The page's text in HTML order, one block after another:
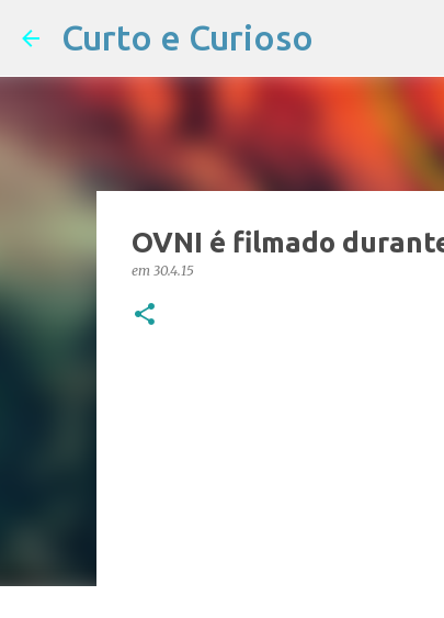
Curto e Curioso
OVNI é filmado
em 30.4.15